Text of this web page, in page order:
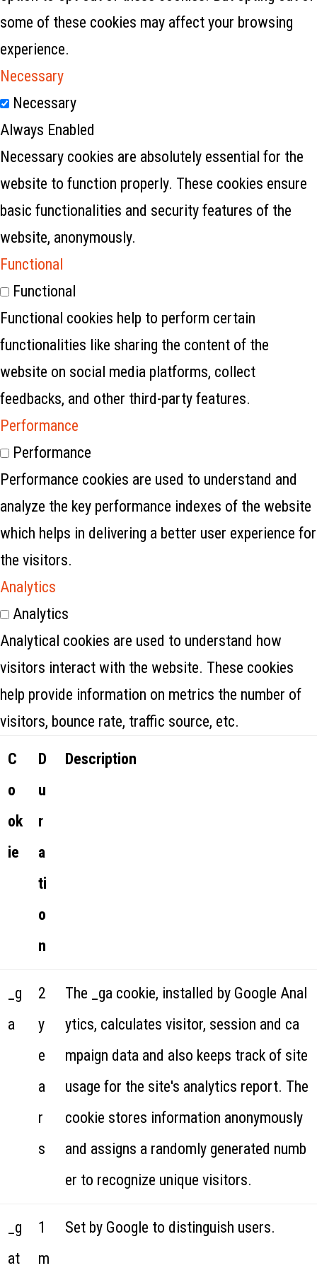
some of these cookies may affect your browsing
experience.
Necessary
Necessary
Always Enabled
Necessary cookies are absolutely essential for the
website to function properly. These cookies ensure
basic functionalities and security features of the
website, anonymously.
Functional
Functional
Functional cookies help to perform certain
functionalities like sharing the content of the
website on social media platforms, collect
feedbacks, and other third-party features.
Performance
Performance
Performance cookies are used to understand and
analyze the key performance indexes of the website
which helps in delivering a better user experience for
the visitors.
Analytics
Analytics
Analytical cookies are used to understand how
visitors interact with the website. These cookies
help provide information on metrics the number of
visitors, bounce rate, traffic source, etc.
C
o
ok
ie
D
u
r
a
ti
o
n
Description
_g
a
2
y
e
a
r
s
The _ga cookie, installed by Google Anal
ytics, calculates visitor, session and ca
mpaign data and also keeps track of site
usage for the site's analytics report. The
cookie stores information anonymously
and assigns a randomly generated numb
er to recognize unique visitors.
_g
at
1
m
Set by Google to distinguish users.